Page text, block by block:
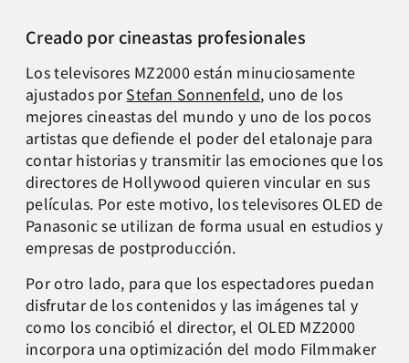
Creado por cineastas profesionales
Los televisores MZ2000 están minuciosamente
ajustados porStefan Sonnenfeld, uno de los
mejores cineastas del mundo y uno de los pocos
artistas que defiende el poder del etalonaje para
contar historias y transmitir las emociones que los
directores de Hollywood quieren vincular en sus
películas. Por este motivo, los televisores OLED de
Panasonic se utilizan de forma usual en estudios y
empresas de postproducción.
Por otro lado, para que los espectadores puedan
disfrutar de los contenidos y las imágenes tal y
como los concibió el director, el OLED MZ2000
incorpora una optimización del modo Filmmaker